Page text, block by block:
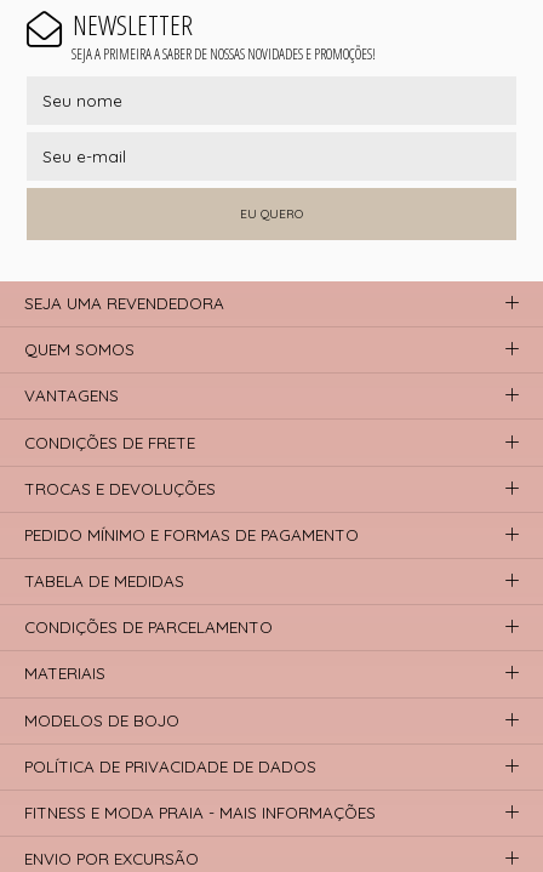
NEWSLETTER
SEJA A PRIMEIRA A SABER DE NOSSAS NOVIDADES E PROMOÇÕES!
EU QUERO
SEJA UMA REVENDEDORA
QUEM SOMOS
VANTAGENS
CONDIÇÕES DE FRETE
TROCAS E DEVOLUÇÕES
PEDIDO MÍNIMO E FORMAS DE PAGAMENTO
TABELA DE MEDIDAS
CONDIÇÕES DE PARCELAMENTO
MATERIAIS
MODELOS DE BOJO
POLÍTICA DE PRIVACIDADE DE DADOS
FITNESS E MODA PRAIA - MAIS INFORMAÇÕES
ENVIO POR EXCURSÃO